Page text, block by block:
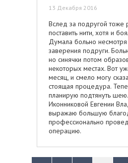
13 Декабря 2016
Вслед за подругой тоже
поставить нити, хотя и
Думала больно несмотря
заверения подруги.
но синячки потом
некоторых местах. Вот
месяц, и смело могу
стоящая процедура.
планирую подтянуть
Иконниковой Евгении
выражаю большую
профессионально
операцию.